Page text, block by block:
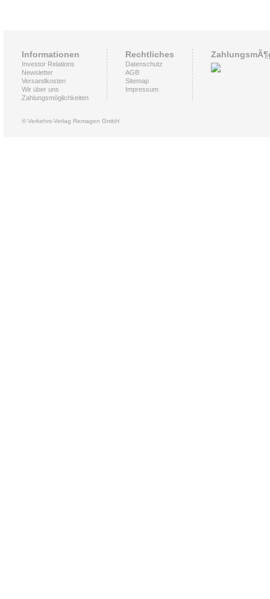
Informationen
Investor Relations
Newsletter
Versandkosten
Wir über uns
Zahlungsmöglichkeiten
Rechtliches
Datenschutz
AGB
Sitemap
Impressum
© Verkehrs-Verlag Remagen GmbH